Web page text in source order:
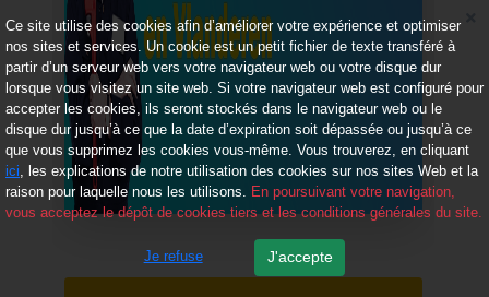
Ce site utilise des cookies afin d’améliorer votre expérience et optimiser
nos sites et services. Un cookie est un petit fichier de texte transféré à
partir d’un serveur web vers votre navigateur web ou votre disque dur
lorsque vous visitez un site web. Si votre navigateur web est configuré pour
accepter les cookies, ils seront stockés dans le navigateur web ou le
disque dur jusqu’à ce que la date d’expiration soit dépassée ou jusqu’à ce
que vous supprimez les cookies vous-même. Vous trouverez, en cliquant
ici, les explications de notre utilisation des cookies sur nos sites Web et la
raison pour laquelle nous les utilisons. En poursuivant votre navigation,
vous acceptez le dépôt de cookies tiers et les conditions générales du site.
Je refuse J'accepte